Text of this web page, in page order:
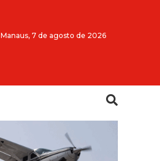
Manaus, 7 de agosto de 2026